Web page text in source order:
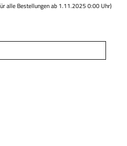
alle Bestellungen ab 1.11.2025 0:00 Uhr)